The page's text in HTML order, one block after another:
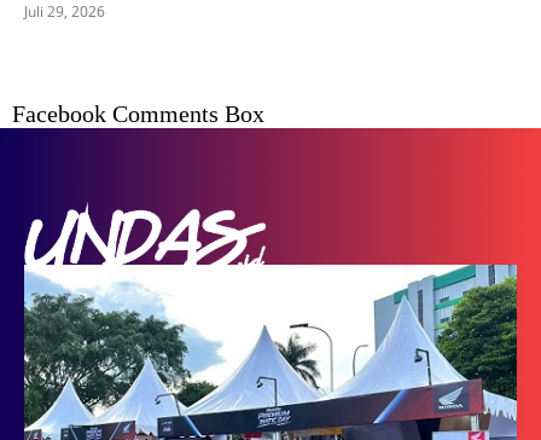
Juli 29, 2026
Facebook Comments Box